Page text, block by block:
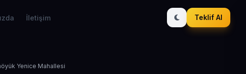
İletişim Teklif Al
Yenice Mahallesi